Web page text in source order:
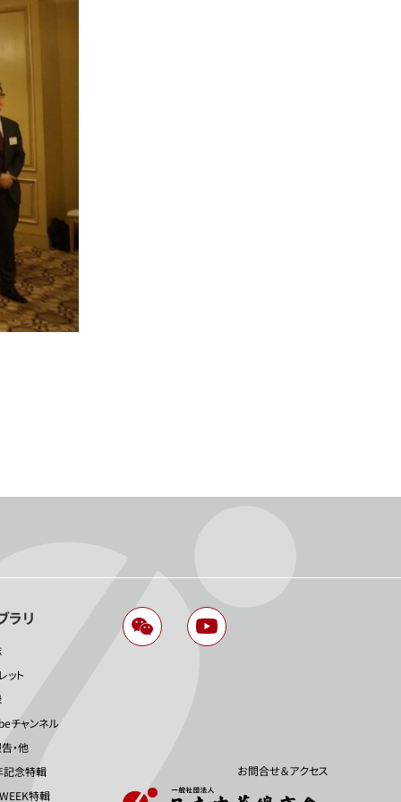
ラリ
ット
チャンネル
・他
記念特輯
特輯
お問合せ＆アクセス